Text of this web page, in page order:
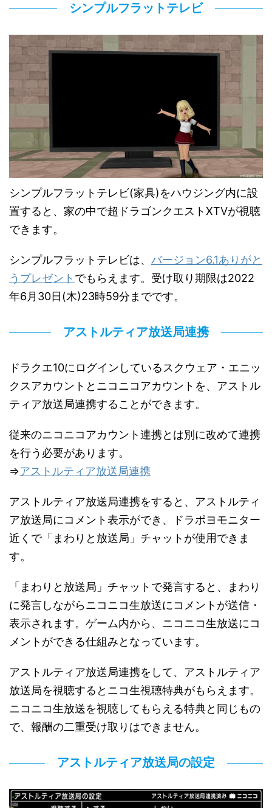
シンプルフラットテレビ
シンプルフラットテレビ(家具)をハウジング内に設
置すると、家の中で超ドラゴンクエストXTVが視聴
できます。
シンプルフラットテレビは、 バージョン6.1ありがと
うプレゼント でもらえます。受け取り期限は2022
年6月30日(木)23時59分までです。
アストルティア放送局連携
ドラクエ10にログインしているスクウェア・エニッ
クスアカウントとニコニコアカウントを、アストル
ティア放送局連携することができます。
従来のニコニコアカウント連携とは別に改めて連携
を行う必要があります。
⇒アストルティア放送局連携
アストルティア放送局連携をすると、アストルティ
ア放送局にコメント表示ができ、ドラポヨモニター
近くで「まわりと放送局」チャットが使用できま
す。
「まわりと放送局」チャットで発言すると、まわり
に発言しながらニコニコ生放送にコメントが送信・
表示されます。ゲーム内から、ニコニコ生放送にコ
メントができる仕組みとなっています。
アストルティア放送局連携をして、アストルティア
放送局を視聴するとニコ生視聴特典がもらえます。
ニコニコ生放送を視聴してもらえる特典と同じもの
で、報酬の二重受け取りはできません。
アストルティア放送局の設定